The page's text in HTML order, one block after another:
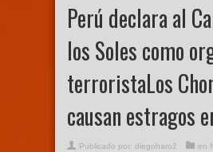
Perú declara al
los Soles como
terroristaLos
causan estragos
Publicado por: diegoharo2 en